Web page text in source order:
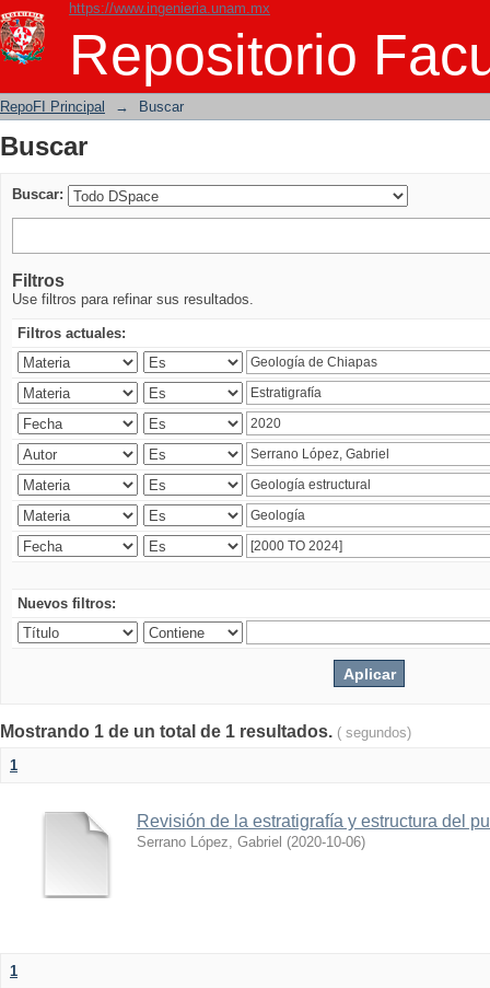
https://www.ingenieria.unam.mx
Repositorio
Buscar
RepoFI Principal → Buscar
Buscar
Buscar:
Filtros
Use filtros para refinar sus resultados.
Filtros actuales:
Nuevos filtros:
Mostrando 1 de un total de 1 resultados. ( segundos)
1
Revisión de la estratigrafía y estructura del
Serrano López, Gabriel (2020-10-06)
1